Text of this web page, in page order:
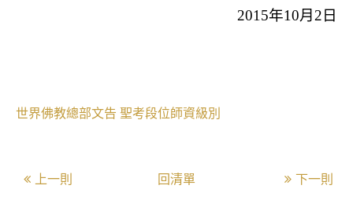
2015年10月 2 日
世界佛教總部文告 聖考段位師資級別
上一則 回清單 下一則